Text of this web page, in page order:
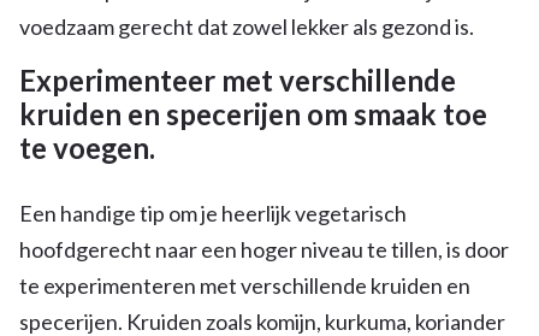
voedzaam gerecht dat zowel lekker als gezond is.
Experimenteer met verschillende
kruiden en specerijen om smaak toe
te voegen.
Een handige tip om je heerlijk vegetarisch
hoofdgerecht naar een hoger niveau te tillen, is door
te experimenteren met verschillende kruiden en
specerijen. Kruiden zoals komijn, kurkuma, koriander